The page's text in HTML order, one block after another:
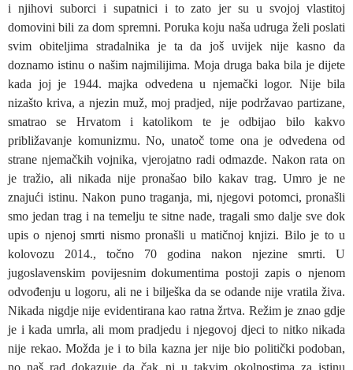
i njihovi suborci i supatnici i to zato jer su u svojoj vlastitoj
domovini bili za dom spremni. Poruka koju naša udruga želi poslati
svim obiteljima stradalnika je ta da još uvijek nije kasno da
doznamo istinu o našim najmilijima. Moja druga baka bila je dijete
kada joj je 1944. majka odvedena u njemački logor. Nije bila
nizašto kriva, a njezin muž, moj pradjed, nije podržavao partizane,
smatrao se Hrvatom i katolikom te je odbijao bilo kakvo
približavanje komunizmu. No, unatoč tome ona je odvedena od
strane njemačkih vojnika, vjerojatno radi odmazde. Nakon rata on
je tražio, ali nikada nije pronašao bilo kakav trag. Umro je ne
znajući istinu. Nakon puno traganja, mi, njegovi potomci, pronašli
smo jedan trag i na temelju te sitne nade, tragali smo dalje sve dok
upis o njenoj smrti nismo pronašli u matičnoj knjizi. Bilo je to u
kolovozu 2014., točno 70 godina nakon njezine smrti. U
jugoslavenskim povijesnim dokumentima postoji zapis o njenom
odvođenju u logoru, ali ne i bilješka da se odande nije vratila živa.
Nikada nigdje nije evidentirana kao ratna žrtva. Režim je znao gdje
je i kada umrla, ali mom pradjedu i njegovoj djeci to nitko nikada
nije rekao. Možda je i to bila kazna jer nije bio politički podoban,
no naš rad dokazuje da čak ni u takvim okolnostima za istinu